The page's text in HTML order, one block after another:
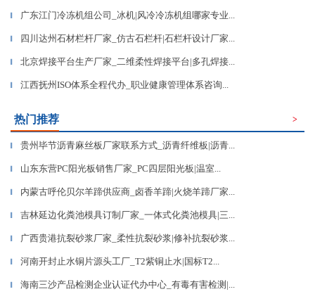
▎ 广东江门冷冻机组公司_冰机|风冷冷冻机组哪家专业...
▎ 四川达州石材栏杆厂家_仿古石栏杆|石栏杆设计厂家...
▎ 北京焊接平台生产厂家_二维柔性焊接平台|多孔焊接...
▎ 江西抚州ISO体系全程代办_职业健康管理体系咨询...
热门推荐 >
▎ 贵州毕节沥青麻丝板厂家联系方式_沥青纤维板|沥青...
▎ 山东东营PC阳光板销售厂家_PC四层阳光板|温室...
▎ 内蒙古呼伦贝尔羊蹄供应商_卤香羊蹄|火烧羊蹄厂家...
▎ 吉林延边化粪池模具订制厂家_一体式化粪池模具|三...
▎ 广西贵港抗裂砂浆厂家_柔性抗裂砂浆|修补抗裂砂浆...
▎ 河南开封止水铜片源头工厂_T2紫铜止水|国标T2...
▎ 海南三沙产品检测企业认证代办中心_有毒有害检测|...